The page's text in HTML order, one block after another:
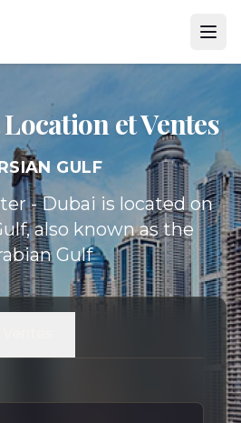
Location et Ventes
GULF
- Dubai is located on
also known as the
Gulf